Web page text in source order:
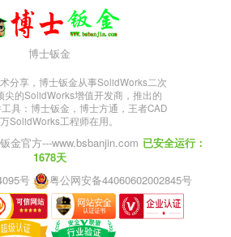
博士钣金
分享，博士钣金从事SolidWorks二次
尖的SolidWorks增值开发商，推出的
具：博士钣金，博士方通，王者CAD
SolidWorks工程师在用。
金官方---www.bsbanjin.com 已安全运行：
1678天
号
粤公网安备44060602002845号